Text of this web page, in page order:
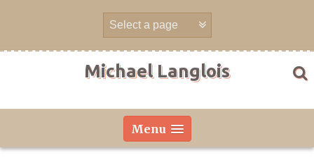
Michael Langlois
Menu